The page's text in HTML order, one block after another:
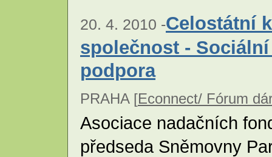
20. 4. 2010 -Celostátní
společnost -
podpora
PRAHA [Econnect/ Fórum
Asociace nadačních
předseda Sněmovny